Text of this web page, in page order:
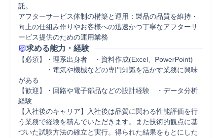
託。
アフターサービス体制の構築と運用：製品の品質を維持・
向上の仕組み作りやお客様への迅速かつ丁寧なアフターサ
ービス提供のための運用業務
求める能力・経験
【必須】・理系出身者　・資料作成(Excel、PowerPoint)
・電気や機械などの専門知識を活かす業務に興味
がある
【歓迎】・回路や電子部品などの設計経験　・データ分析
経験
【入社後のキャリア】入社後は品質に関わる性能評価を行
う業務で経験を積んでいただきます。また技術的観点に基
づいた試験方法の確立と実行。得られた結果をもとにした